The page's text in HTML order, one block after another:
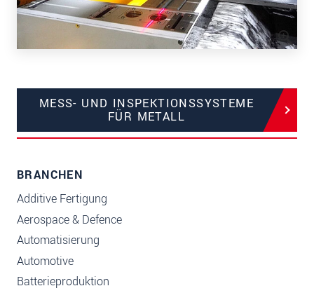
MESS- UND INSPEKTIONSSYSTEME
FÜR METALL
BRANCHEN
Additive Fertigung
Aerospace & Defence
Automatisierung
Automotive
Batterieproduktion